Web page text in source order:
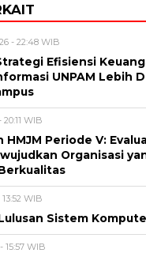
- 22:48 WIB
Efisiensi
UNPAM Lebih
20:11 WIB
HMJM Periode V:
Organisasi
WIB
Sistem
15:57 WIB